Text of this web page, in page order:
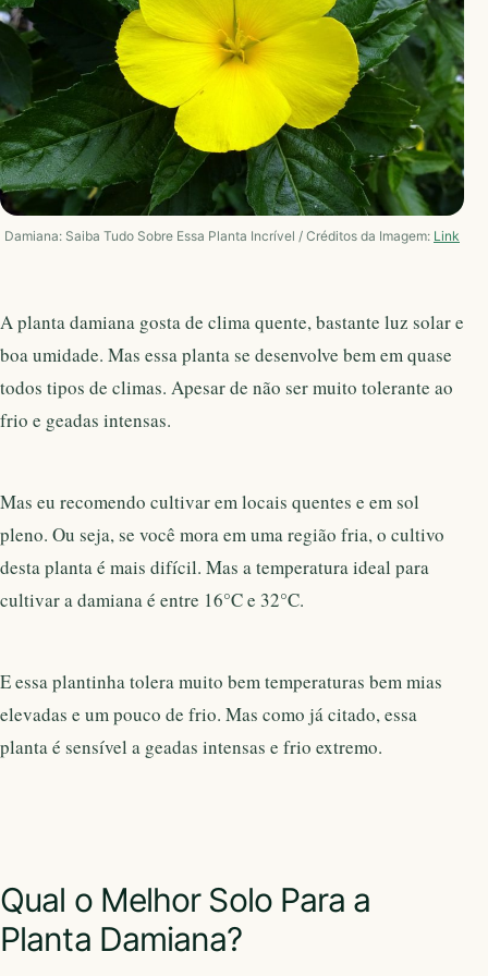
Damiana: Saiba Tudo Sobre Essa Planta Incrível / Créditos da Imagem: Link
A planta damiana gosta de clima quente, bastante luz solar e
boa umidade. Mas essa planta se desenvolve bem em quase
todos tipos de climas. Apesar de não ser muito tolerante ao
frio e geadas intensas.
Mas eu recomendo cultivar em locais quentes e em sol
pleno. Ou seja, se você mora em uma região fria, o cultivo
desta planta é mais difícil. Mas a temperatura ideal para
cultivar a damiana é entre 16°C e 32°C.
E essa plantinha tolera muito bem temperaturas bem mias
elevadas e um pouco de frio. Mas como já citado, essa
planta é sensível a geadas intensas e frio extremo.
Qual o Melhor Solo Para a
Planta Damiana?